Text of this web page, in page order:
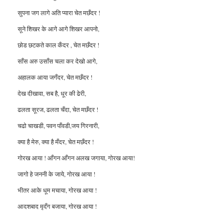
सुपना जग लागे अति प्यारा चेत मछँदर !
सूने शिखर के आगे आगे शिखर आपनो,
छोड छटकते काल कँदर , चेत मछँदर !
साँस अरु उसाँस चला कर देखो आगे,
अहालक आया जगँदर, चेत मछँदर !
देख दीखावा, सब है, धूर की ढेरी,
ढलता सूरज, ढलता चँदा, चेत मछँदर !
चढो चाखडी, पवन पाँवडी,जय गिरनारी,
क्या है मेरु, क्या है मँदर, चेत मछँदर !
गोरख आया ! आँगन आँगन अलख जगाया, गोरख आया!
जागो हे जननी के जाये, गोरख आया !
भीतर आके धूम मचाया, गोरख आया !
आदशबाद मृदँग बजाया, गोरख आया !